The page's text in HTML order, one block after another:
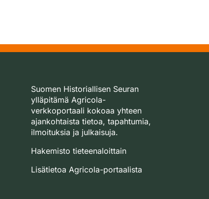
Suomen Historiallisen Seuran
ylläpitämä Agricola-
verkkoportaali kokoaa yhteen
ajankohtaista tietoa, tapahtumia,
ilmoituksia ja julkaisuja.
Hakemisto tieteenaloittain
Lisätietoa Agricola-portaalista